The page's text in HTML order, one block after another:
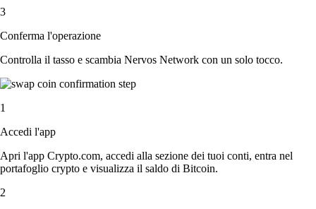
3
Conferma l'operazione
Controlla il tasso e scambia Nervos Network con un solo tocco.
1
Accedi l'app
Apri l'app Crypto.com, accedi alla sezione dei tuoi conti, entra nel
portafoglio crypto e visualizza il saldo di Bitcoin.
2